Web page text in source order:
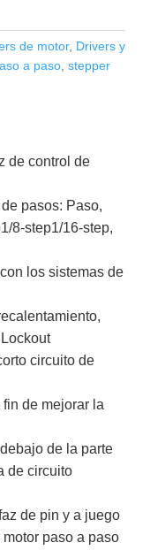
de motor, Drivers y
a paso, stepper
de control de
pasos: Paso,
8-step1/16-step,
los sistemas de
circuito de
de mejorar la
de la parte
de circuito
de pin y a juego
paso a paso